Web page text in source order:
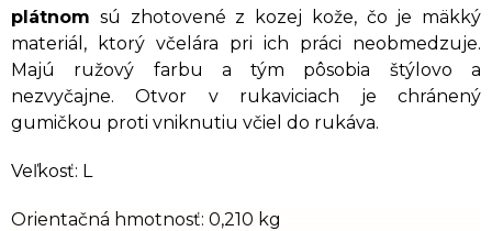
plátnom sú zhotovené z kozej kože, čo je mäkký
materiál, ktorý včelára pri ich práci neobmedzuje.
Majú ružový farbu a tým pôsobia štýlovo a
nezvyčajne. Otvor v rukaviciach je chránený
gumičkou proti vniknutiu včiel do rukáva.
Veľkosť: L
Orientačná hmotnosť: 0,210 kg